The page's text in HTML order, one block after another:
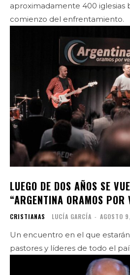
aproximadamente 400 iglesias
comienzo del enfrentamiento.
LUEGO DE DOS AÑOS SE
“ARGENTINA ORAMOS POR
CRISTIANAS LUCÍA GARCÍA - AGOSTO
Un encuentro en el que
pastores y líderes de todo el